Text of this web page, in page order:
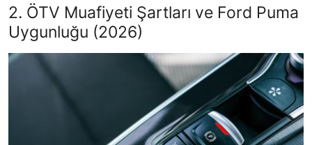
2. ÖTV Muafiyeti Şartları ve Ford Puma
Uygunluğu (2026)